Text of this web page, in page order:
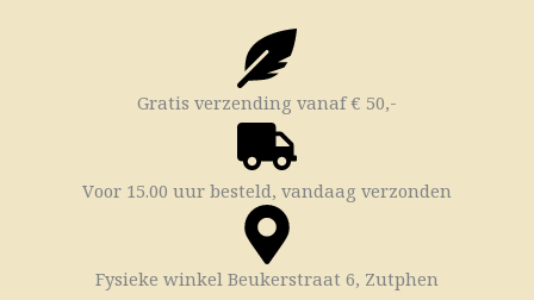
Gratis verzending vanaf € 50,-
Voor 15.00 uur besteld, vandaag verzonden
Fysieke winkel Beukerstraat 6, Zutphen